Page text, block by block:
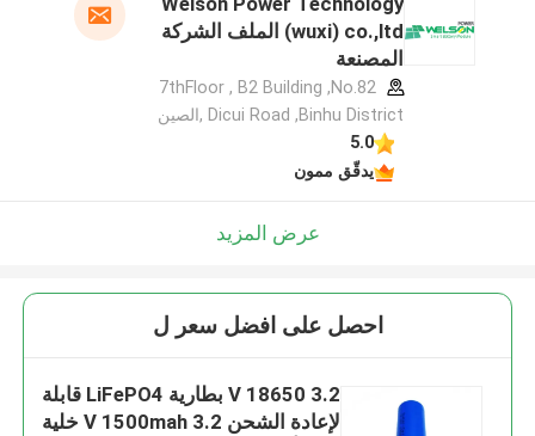
(wuxi) co.,ltd الملف الشركة
المصنعة
7thFloor , B2 Building ,No.82
Dicui Road ,Binhu District ,الصين
5.0
يدقّق ممون
عرض المزيد
احصل على افضل سعر ل
3.2 V 18650 بطارية LiFePO4 قابلة
لإعادة الشحن 3.2 V 1500mah خلية